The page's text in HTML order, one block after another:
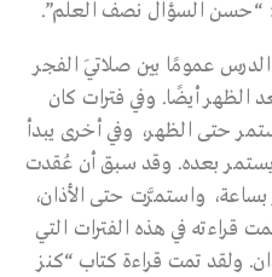
“حسن السؤال نصف العلم”.
عمومًا بين صلاتَي الفجر
الظهر أيضًا. وفي فترات كان
حتى الظهر، وفي أخرى يبدأ
بعده. وقد سبق أن عُقدت
واستمرَّت حتى الأذان،
قراءته في هذه الفترات التي
ولقد تمت قراءة كتاب “كنز